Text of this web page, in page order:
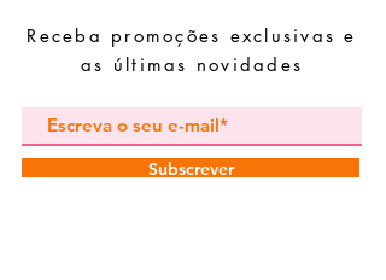
Receba promoções exclusivas e
as últimas novidades
Subscrever